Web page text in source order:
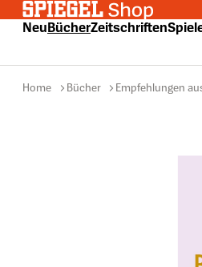
Hauptinhalt springen
Zur Suche springen
Zur Hauptnavigation springen
NeuBücherZeitschriften
Home Bücher Empfehlungen